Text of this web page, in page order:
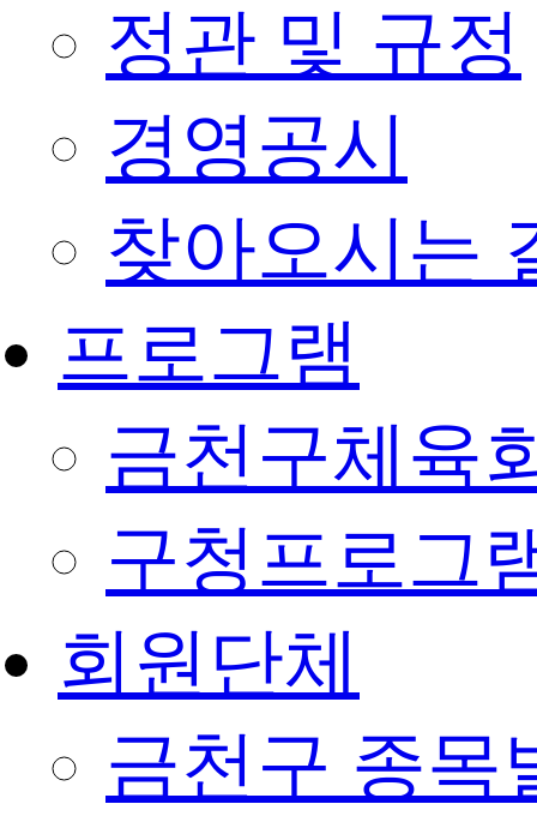
정관 및 규정
경영공시
찾아오시는
프로그램
금천구체육
구청프로그
회원단체
금천구 종목